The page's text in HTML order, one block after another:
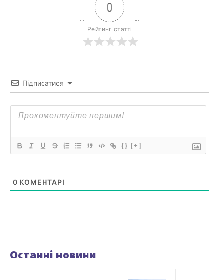
0
Рейтинг статті
Підписатися
{} [+]
0 КОМЕНТАРІ
Останні новини